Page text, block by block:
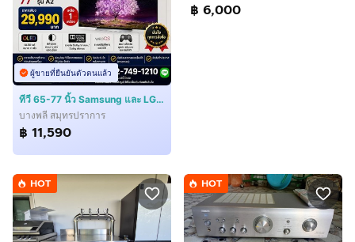
ผู้ขายที่ยืนยันตัวตนแล้ว
ทีวี 65-77 นิ้ว Samsung และ LG ราคาพิเศษ ของใหม่ สภาพสวย พร้อมใช้งาน
บางพลี สมุทรปราการ
฿ 11,590
฿ 6,000
HOT HOT